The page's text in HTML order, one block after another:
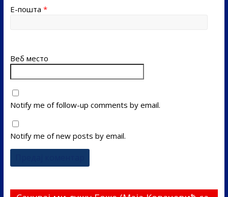
Е-пошта *
Веб место
Notify me of follow-up comments by email.
Notify me of new posts by email.